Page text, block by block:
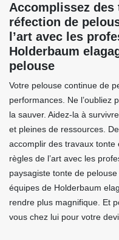
Accomplissez
réfection de
l’art avec les
Holderbaum
pelouse
Votre pelouse continue de
performances. Ne l’oubliez
la sauver. Aidez-la à
et pleines de ressources.
accomplir des travaux
règles de l’art avec les
paysagiste tonte de
équipes de Holderbaum
rendre plus magnifique. Et
vous chez lui pour votre